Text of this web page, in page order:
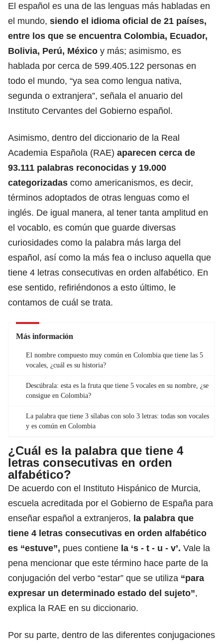
El español es una de las lenguas más habladas en
el mundo, siendo el idioma oficial de 21 países,
entre los que se encuentra Colombia, Ecuador,
Bolivia, Perú, México y más; asimismo, es
hablada por cerca de 599.405.122 personas en
todo el mundo, “ya sea como lengua nativa,
segunda o extranjera”, señala el anuario del
Instituto Cervantes del Gobierno español.
Asimismo, dentro del diccionario de la Real
Academia Española (RAE) aparecen cerca de
93.111 palabras reconocidas y 19.000
categorizadas como americanismos, es decir,
términos adoptados de otras lenguas como el
inglés. De igual manera, al tener tanta amplitud en
el vocablo, es común que guarde diversas
curiosidades como la palabra más larga del
español, así como la más fea o incluso aquella que
tiene 4 letras consecutivas en orden alfabético. En
ese sentido, refiriéndonos a esto último, le
contamos de cuál se trata.
Más información
El nombre compuesto muy común en Colombia que tiene las 5
vocales, ¿cuál es su historia?
Descúbrala: esta es la fruta que tiene 5 vocales en su nombre, ¿se
consigue en Colombia?
La palabra que tiene 3 sílabas con solo 3 letras: todas son vocales
y es común en Colombia
¿Cuál es la palabra que tiene 4
letras consecutivas en orden
alfabético?
De acuerdo con el Instituto Hispánico de Murcia,
escuela acreditada por el Gobierno de España para
enseñar español a extranjeros, la palabra que
tiene 4 letras consecutivas en orden alfabético
es “estuve”, pues contiene la ‘s - t - u - v’. Vale la
pena mencionar que este término hace parte de la
conjugación del verbo “estar” que se utiliza “para
expresar un determinado estado del sujeto”,
explica la RAE en su diccionario.
Por su parte, dentro de las diferentes conjugaciones